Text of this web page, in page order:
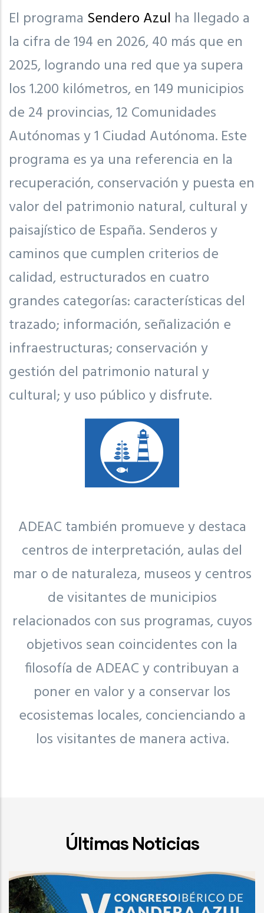
El programa Sendero Azul ha llegado a
la cifra de 194 en 2026, 40 más que en
2025, logrando una red que ya supera
los 1.200 kilómetros, en 149 municipios
de 24 provincias, 12 Comunidades
Autónomas y 1 Ciudad Autónoma. Este
programa es ya una referencia en la
recuperación, conservación y puesta en
valor del patrimonio natural, cultural y
paisajístico de España. Senderos y
caminos que cumplen criterios de
calidad, estructurados en cuatro
grandes categorías: características del
trazado; información, señalización e
infraestructuras; conservación y
gestión del patrimonio natural y
cultural; y uso público y disfrute.
ADEAC también promueve y destaca
centros de interpretación, aulas del
mar o de naturaleza, museos y centros
de visitantes de municipios
relacionados con sus programas, cuyos
objetivos sean coincidentes con la
filosofía de ADEAC y contribuyan a
poner en valor y a conservar los
ecosistemas locales, concienciando a
los visitantes de manera activa.
Últimas Noticias